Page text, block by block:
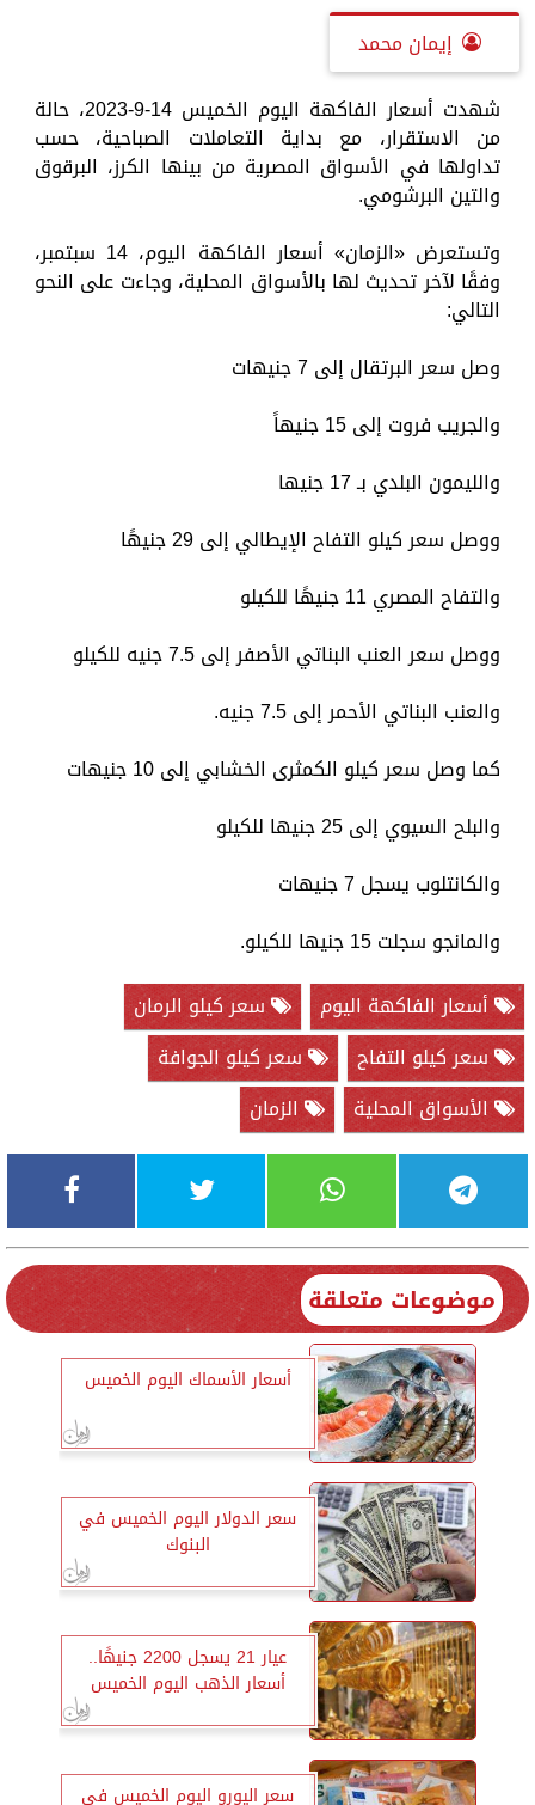
إيمان محمد
شهدت أسعار الفاكهة اليوم الخميس 14-9-2023، حالة
من الاستقرار، مع بداية التعاملات الصباحية، حسب
تداولها في الأسواق المصرية من بينها الكرز، البرقوق
والتين البرشومي.
وتستعرض «الزمان» أسعار الفاكهة اليوم، 14 سبتمبر،
وفقًا لآخر تحديث لها بالأسواق المحلية، وجاءت على النحو
التالي:
وصل سعر البرتقال إلى 7 جنيهات
والجريب فروت إلى 15 جنيهاً
والليمون البلدي بـ 17 جنيها
ووصل سعر كيلو التفاح الإيطالي إلى 29 جنيهًا
والتفاح المصري 11 جنيهًا للكيلو
ووصل سعر العنب البناتي الأصفر إلى 7.5 جنيه للكيلو
والعنب البناتي الأحمر إلى 7.5 جنيه.
كما وصل سعر كيلو الكمثرى الخشابي إلى 10 جنيهات
والبلح السيوي إلى 25 جنيها للكيلو
والكانتلوب يسجل 7 جنيهات
والمانجو سجلت 15 جنيها للكيلو.
أسعار الفاكهة اليوم
سعر كيلو الرمان
سعر كيلو التفاح
سعر كيلو الجوافة
الأسواق المحلية
الزمان
موضوعات متعلقة
أسعار الأسماك اليوم الخميس
سعر الدولار اليوم الخميس في
البنوك
عيار 21 يسجل 2200 جنيهًا..
أسعار الذهب اليوم الخميس
سعر اليورو اليوم الخميس في